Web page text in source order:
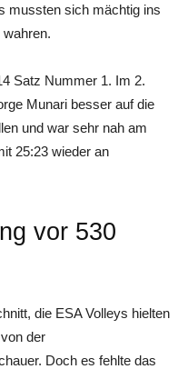
mussten sich mächtig ins
Satz Nummer 1. Im 2.
Munari besser auf die
und war sehr nah am
25:23 wieder an
vor 530
die ESA Volleys hielten
der
Doch es fehlte das